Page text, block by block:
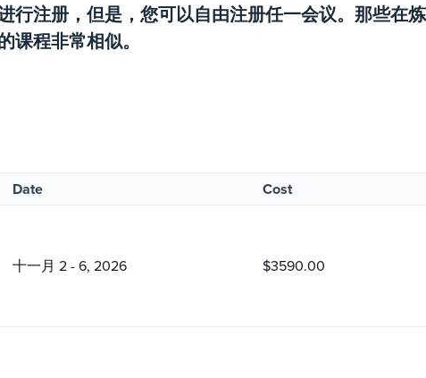
行注册，但是，您可以自由注册任一会议。那些在
课程非常相似。
Date
十一月 2 - 6, 2026
Cost
$3590.00